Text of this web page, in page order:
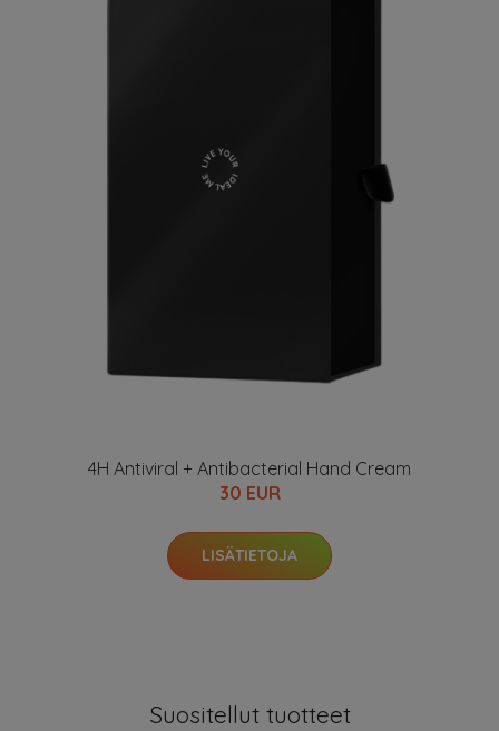
4H Antiviral + Antibacterial Hand Cream
30 EUR
LISÄTIETOJA
Suositellut tuotteet